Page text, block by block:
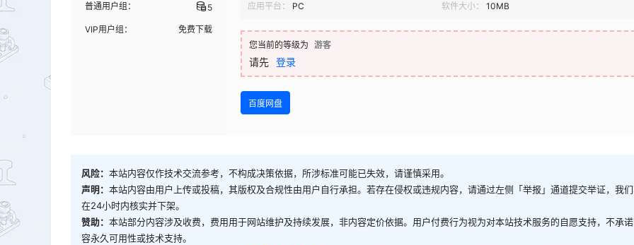
普通用户组： 5
VIP用户组： 免费下载
应用平台： PC 软件大小： 10MB
您当前的等级为 游客
请先 登录
百度网盘
风险： 本站内容仅作技术交流参考，不构成决策依据，所涉标准可能已失效，请谨慎采用。
声明： 本站内容由用户上传或投稿，其版权及合规性由用户自行承担。若存在侵权或违规内容，请通过左侧「举报」通道提交举证，我
在24小时内核实并下架。
赞助： 本站部分内容涉及收费，费用用于网站维护及持续发展，非内容定价依据。用户付费行为视为对本站技术服务的自愿支持，不承
容永久可用性或技术支持。